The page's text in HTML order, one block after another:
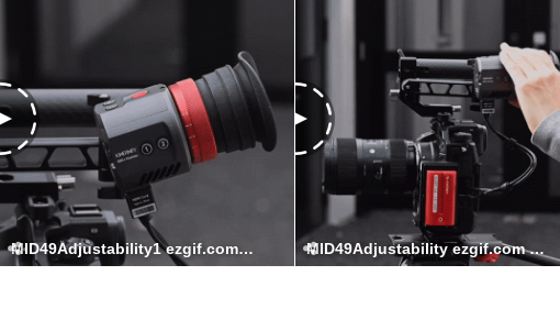
MID49Adjustability1 ezgif.com video to gif converter MID49Adjustability ezgif.com video to gif converter